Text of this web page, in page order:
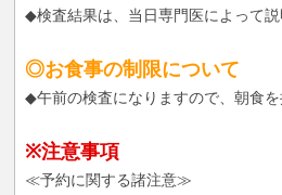
◆検査結果は、当日専門医によって説
◎お食事の制限について
◆午前の検査になりますので、朝食を
※注意事項
≪予約に関する諸注意≫